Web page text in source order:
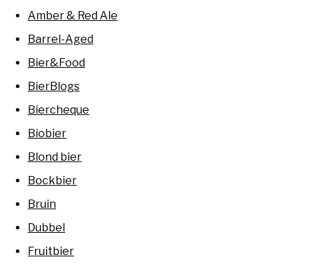
Amber & Red Ale
Barrel-Aged
Bier&Food
BierBlogs
Biercheque
Biobier
Blond bier
Bockbier
Bruin
Dubbel
Fruitbier